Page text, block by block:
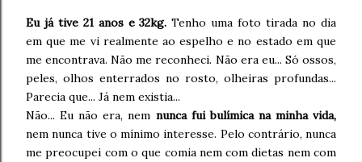
Eu já tive 21 anos e 32kg.Tenho uma foto tirada no dia
em que me vi realmente ao espelho e no estado em que
me encontrava. Não me reconheci. Não era eu... Só ossos,
peles, olhos enterrados no rosto, olheiras profundas...
Parecia que... Já nem existia...
Não... Eu não era, nem nunca fui bulímica na minha vida,
nem nunca tive o mínimo interesse. Pelo contrário, nunca
me preocupei com o que comia nem com dietas nem com